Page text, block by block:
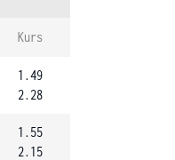
Kurs
1.49
2.28
1.55
2.15